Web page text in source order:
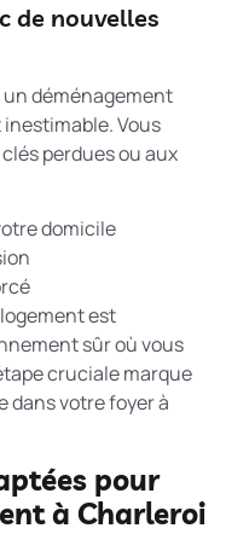
de nouvelles
déménagement
Vous
perdues ou aux
domicile
est
sûr où vous
cruciale marque
dans votre foyer à
pour
à Charleroi